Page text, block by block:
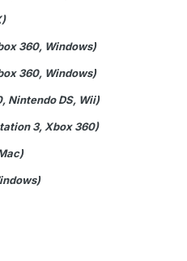
360, Windows)
360, Windows)
Nintendo DS, Wii)
3, Xbox 360)